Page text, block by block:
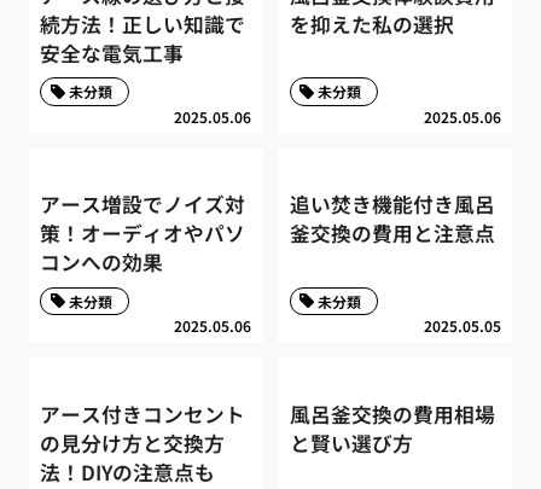
続方法！正しい知識で
安全な電気工事
2025.05.06
未分類
を抑えた私の選択
2025.05.06
未分類
アース増設でノイズ対
策！オーディオやパソ
コンへの効果
2025.05.06
未分類
追い焚き機能付き風呂
釜交換の費用と注意点
2025.05.05
未分類
アース付きコンセント
の見分け方と交換方
法！DIYの注意点も
風呂釜交換の費用相場
と賢い選び方